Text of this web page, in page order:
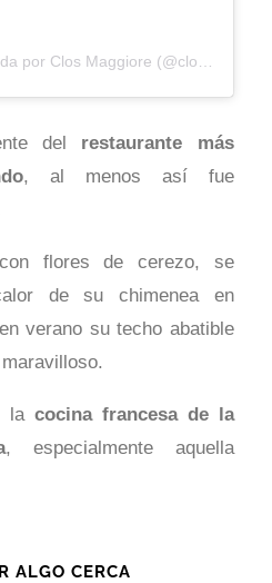
del restaurante más
, al menos así fue
con flores de cerezo, se
de su chimenea en
verano su techo abatible
lacocina francesa de la
, especialmente aquella
ALGO CERCA